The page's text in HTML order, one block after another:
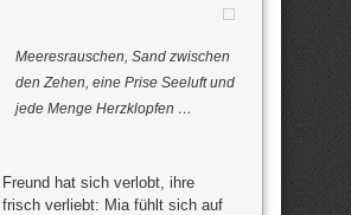
Meeresrauschen, Sand zwischen
den Zehen, eine Prise Seeluft und
jede Menge Herzklopfen …
Freund hat sich verlobt, ihre
verliebt: Mia fühlt sich auf